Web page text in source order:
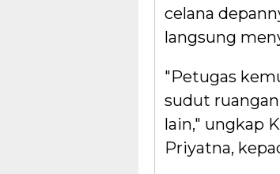
celana
langsung
"Petugas
sudut
lain," ungkap
Priyatna,